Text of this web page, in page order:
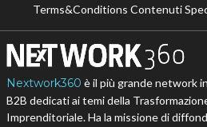
Terms&Conditions Contenuti
Nextwork360 è il più grande network
B2B dedicati ai temi della
Imprenditoriale. Ha la missione di